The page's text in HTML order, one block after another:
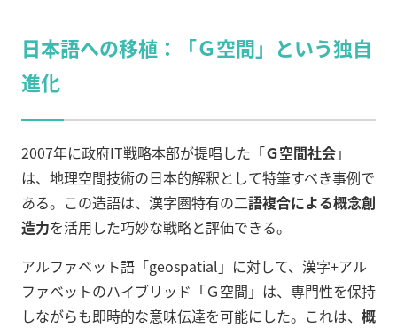
日本語への移植：「Ｇ空間」という独自
進化
2007年に政府IT戦略本部が提唱した「Ｇ空間社会」
は、地理空間技術の日本的解釈として特筆すべき事例で
ある。この造語は、漢字圏特有の二語複合による概念創
造力を活用した巧妙な戦略と評価できる。
アルファベット語「geospatial」に対して、漢字+アル
ファベットのハイブリッド「Ｇ空間」は、専門性を保持
しながらも即時的な意味伝達を可能にした。これは、 概